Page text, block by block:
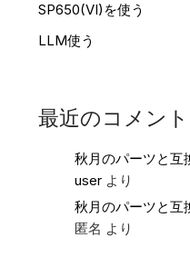
SP650(VI)を使う
LLM使う
最近のコメント
秋月のパーツと互
user より
秋月のパーツと互
匿名 より